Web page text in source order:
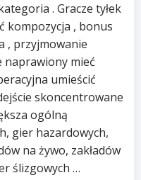
. Gracze tyłek
kompozycja , bonus
, przyjmowanie
mieć
umieścić
skoncentrowane
ogólną
gier hazardowych,
na żywo, zakładów
ślizgowych …